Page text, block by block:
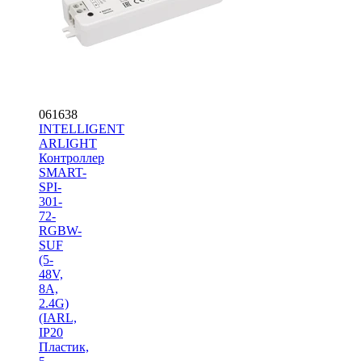
061638
INTELLIGENT
ARLIGHT
Контроллер
SMART-
SPI-
301-
72-
RGBW-
SUF
(5-
48V,
8A,
2.4G)
(IARL,
IP20
Пластик,